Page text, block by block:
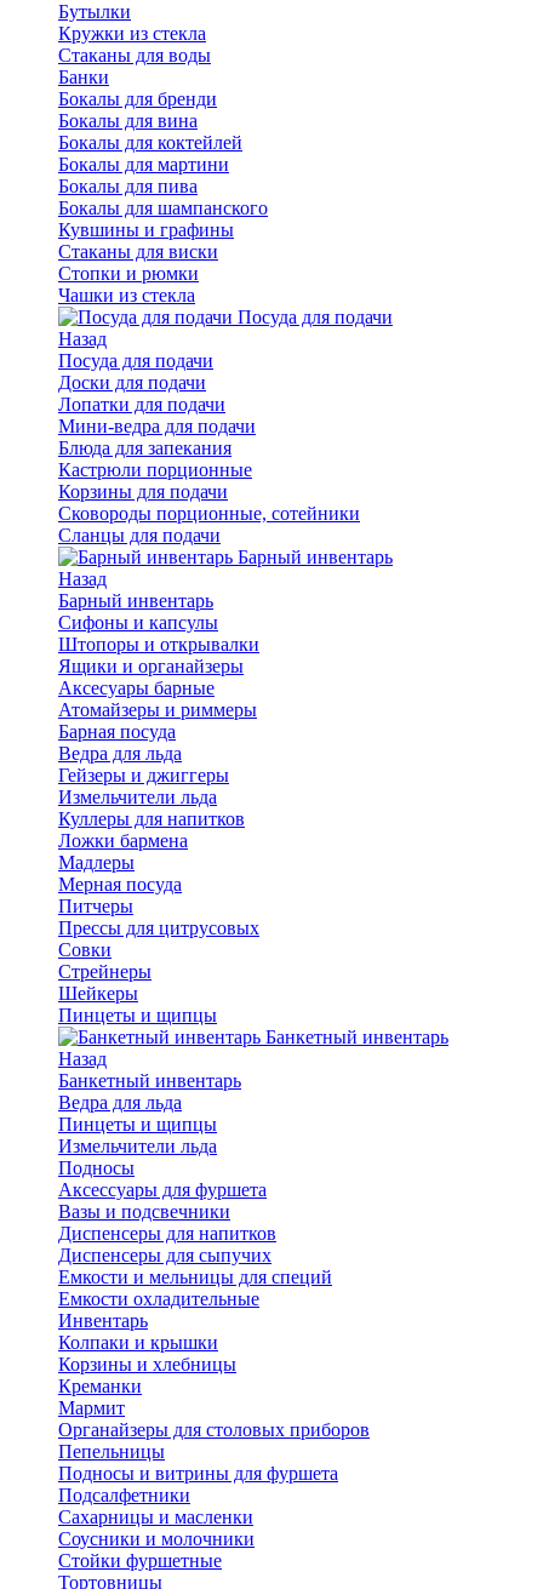
Бутылки
Кружки из стекла
Стаканы для воды
Банки
Бокалы для бренди
Бокалы для вина
Бокалы для коктейлей
Бокалы для мартини
Бокалы для пива
Бокалы для шампанского
Кувшины и графины
Стаканы для виски
Стопки и рюмки
Чашки из стекла
Посуда для подачи
Назад
Посуда для подачи
Доски для подачи
Лопатки для подачи
Мини-ведра для подачи
Блюда для запекания
Кастрюли порционные
Корзины для подачи
Сковороды порционные, сотейники
Сланцы для подачи
Барный инвентарь
Назад
Барный инвентарь
Сифоны и капсулы
Штопоры и открывалки
Ящики и органайзеры
Аксесуары барные
Атомайзеры и риммеры
Барная посуда
Ведра для льда
Гейзеры и джиггеры
Измельчители льда
Куллеры для напитков
Ложки бармена
Мадлеры
Мерная посуда
Питчеры
Прессы для цитрусовых
Совки
Стрейнеры
Шейкеры
Пинцеты и щипцы
Банкетный инвентарь
Назад
Банкетный инвентарь
Ведра для льда
Пинцеты и щипцы
Измельчители льда
Подносы
Аксессуары для фуршета
Вазы и подсвечники
Диспенсеры для напитков
Диспенсеры для сыпучих
Емкости и мельницы для специй
Емкости охладительные
Инвентарь
Колпаки и крышки
Корзины и хлебницы
Креманки
Мармит
Органайзеры для столовых приборов
Пепельницы
Подносы и витрины для фуршета
Подсалфетники
Сахарницы и масленки
Соусники и молочники
Стойки фуршетные
Тортовницы